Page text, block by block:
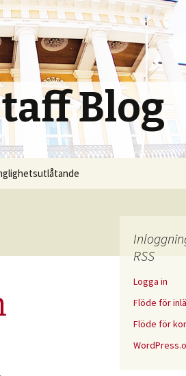
Blog
RSS
Logga in
Flöde för
Flöde för